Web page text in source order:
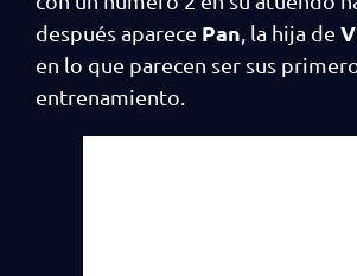
después aparece Pan , la hija de
en lo que parecen ser sus
entrenamiento.